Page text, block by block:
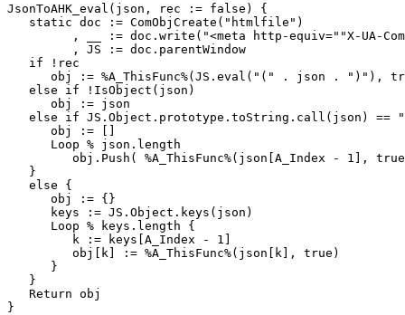
JsonToAHK_eval(json, rec := false) {
   static doc := ComObjCreate("htmlfile")
, __ := doc.write("<meta http-equiv=""X-UA-
         , JS := doc.parentWindow
   if !rec
obj := %A_ThisFunc%(JS.eval("(" . json . ")"),
   else if !IsObject(json)
      obj := json
else if JS.Object.prototype.toString.call(json) ==
      obj := []
      Loop % json.length
obj.Push( %A_ThisFunc%(json[A_Index - 1],
   }
   else {
      obj := {}
      keys := JS.Object.keys(json)
      Loop % keys.length {
         k := keys[A_Index - 1]
         obj[k] := %A_ThisFunc%(json[k], true)
      }
   }
   Return obj
}